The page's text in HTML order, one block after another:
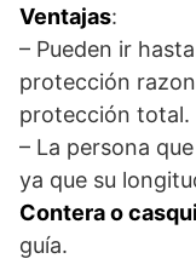
Ventajas:
– Pueden ir
protección
protección total.
– La persona
ya que su
Contera o
guía.